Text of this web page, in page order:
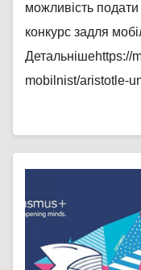
можливість
конкурс задля
Детальнішеhttps://
mobilnist/aristotle-